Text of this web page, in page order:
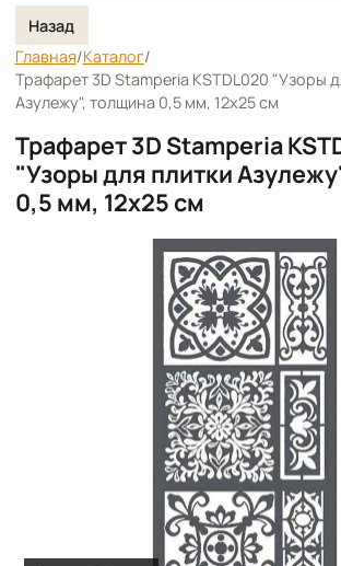
Назад
Главная/Каталог/
Трафарет 3D Stamperia KSTDL020 "Узоры
Азулежу", толщина 0,5 мм, 12х25 см
Трафарет 3D Stamperia
"Узоры для плитки
0,5 мм, 12х25 см